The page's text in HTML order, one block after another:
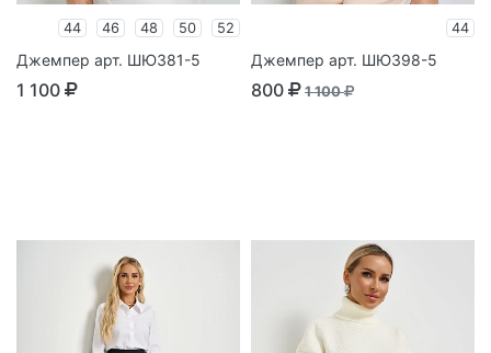
44 46 48 50 52
Джемпер арт. ШЮ381-5
1 100
44
Джемпер арт. ШЮ398-5
800 1 100